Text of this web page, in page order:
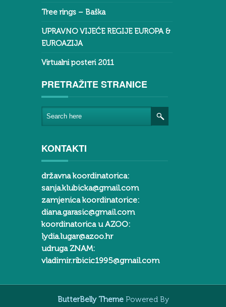
Tree rings – Baška
UPRAVNO VIJEĆE REGIJE EUROPA &
EUROAZIJA
Virtualni posteri 2011
PRETRAŽITE STRANICE
KONTAKTI
državna koordinatorica:
sanja.klubicka@gmail.com
zamjenica koordinatorice:
diana.garasic@gmail.com
koordinatorica u AZOO:
lydia.lugar@azoo.hr
udruga ZNAM:
vladimir.ribicic1995@gmail.com
ButterBelly Theme Powered By